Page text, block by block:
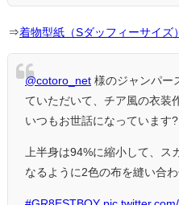
⇒着物型紙（Sダッフィーサイズ）
@cotoro_net 様のジャンパー
ていただいて、チア風の衣装
いつもお世話になっています
上半身は94%に縮小して、
なるように2色の布を縫い合